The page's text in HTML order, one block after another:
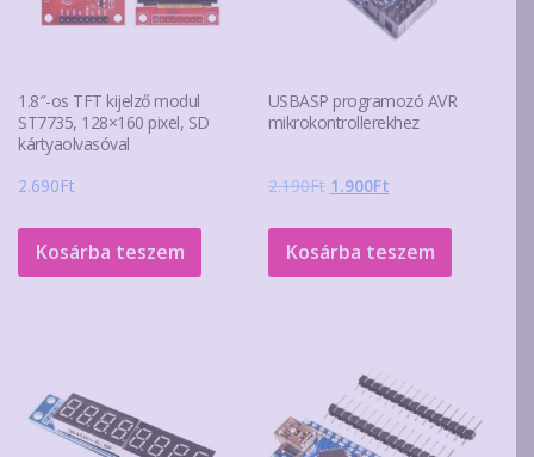
1.8″-os TFT kijelző modul
ST7735, 128×160 pixel, SD
kártyaolvasóval
2.690Ft
Kosárba teszem
USBASP programozó AVR
mikrokontrollerekhez
2.190Ft Original
was:
2.190Ft.
1.900FtCurrent
is:
1.900Ft.
Kosárba teszem